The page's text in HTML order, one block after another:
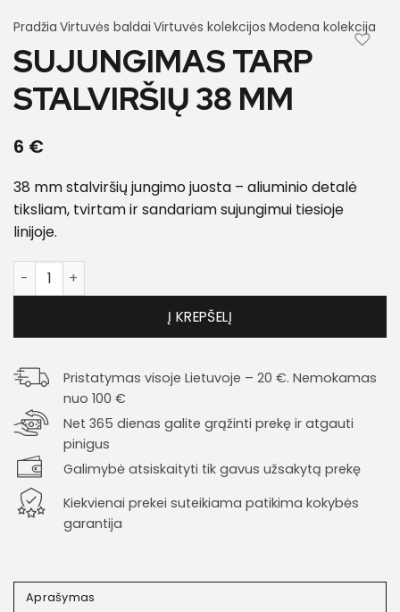
Pradžia Virtuvės baldai Virtuvės kolekcijos Modena kolekcija
SUJUNGIMAS TARP
STALVIRŠIŲ 38 MM
6 €
38 mm stalviršių jungimo juosta – aliuminio detalė
tiksliam, tvirtam ir sandariam sujungimui tiesioje
linijoje.
produkto kiekis: Sujungimas tarp stalviršių 38 mm
Į KREPŠELĮ
Pristatymas visoje Lietuvoje – 20 €. Nemokamas
nuo 100 €
Net 365 dienas galite grąžinti prekę ir atgauti
pinigus
Galimybė atsiskaityti tik gavus užsakytą prekę
Kiekvienai prekei suteikiama patikima kokybės
garantija
Aprašymas